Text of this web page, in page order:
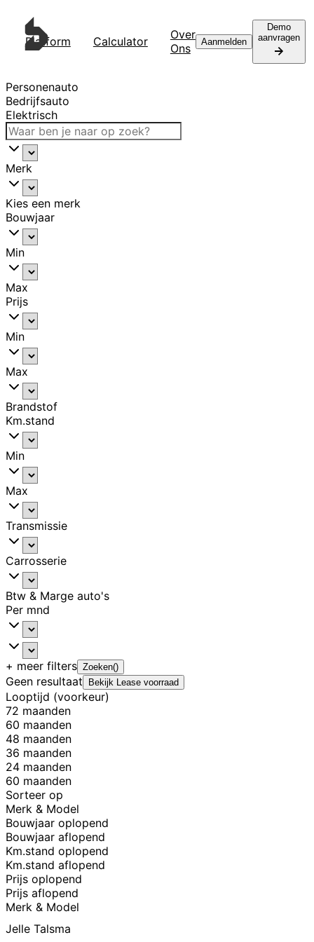
Platform Calculator
Over
Ons
Contact
Aanmelden
Demo
aanvragen
Personenauto
Bedrijfsauto
Elektrisch
Merk
Kies een merk
Bouwjaar
Min
Max
Prijs
Min
Max
Brandstof
Km.stand
Min
Max
Transmissie
Carrosserie
Btw & Marge auto's
Per mnd
+ meer filters Zoeken()
Geen resultaat Bekijk Lease voorraad
Looptijd (voorkeur)
72 maanden
60 maanden
48 maanden
36 maanden
24 maanden
60 maanden
Sorteer op
Merk & Model
Bouwjaar oplopend
Bouwjaar aflopend
Km.stand oplopend
Km.stand aflopend
Prijs oplopend
Prijs aflopend
Merk & Model
Jelle Talsma